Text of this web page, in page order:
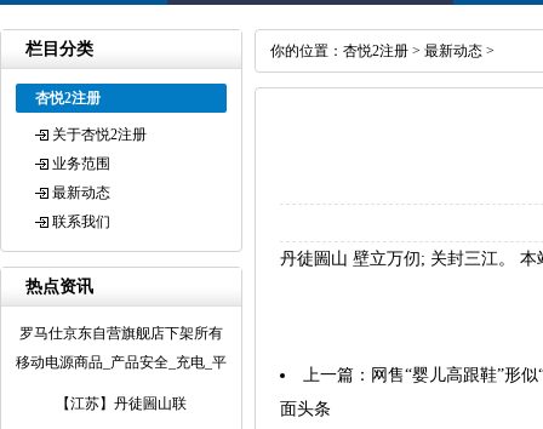
栏目分类
杏悦2注册
关于杏悦2注册
业务范围
最新动态
联系我们
热点资讯
罗马仕京东自营旗舰店下架所有
移动电源商品_产品安全_充电_平
【江苏】丹徒圌山联
你的位置： 杏悦2注册 > 最新动态 >
丹徒圌山 壁立万仞; 关封三江。
上一篇： 网售“婴儿高跟鞋”形
面头条